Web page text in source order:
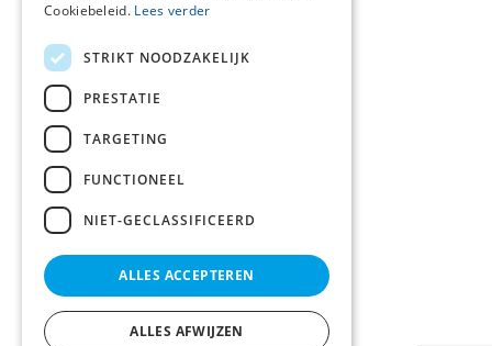
Cookiebeleid. Lees verder
STRIKT NOODZAKELIJK
PRESTATIE
TARGETING
FUNCTIONEEL
NIET-GECLASSIFICEERD
ALLES ACCEPTEREN
ALLES AFWIJZEN